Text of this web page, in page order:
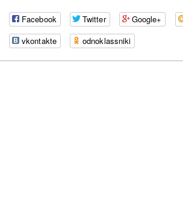
Facebook Twitter Google+
vkontakte
odnoklassniki